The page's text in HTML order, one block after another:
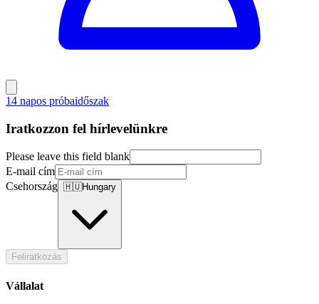
14 napos próbaidőszak
Iratkozzon fel hírlevelünkre
Please leave this field blank
E-mail cím
Csehország 🇭🇺Hungary
Feliratkozás
Vállalat